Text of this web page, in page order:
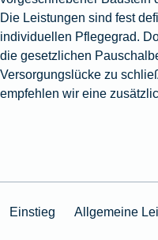
Die Leistungen sind fest
individuellen Pflegegrad.
die gesetzlichen
Versorgungslücke zu
empfehlen wir eine
Einstieg Allgemeine